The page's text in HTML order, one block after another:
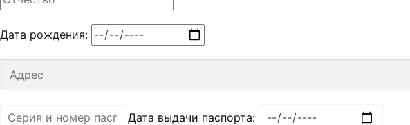
Дата рождения:
Дата выдачи паспорта: